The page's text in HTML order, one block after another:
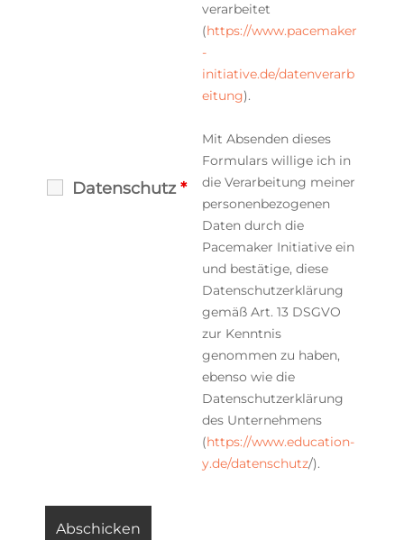
Datenschutz*
verarbeitet
(https://www.pacemaker
-
initiative.de/datenverarb
eitung).
Mit Absenden dieses
Formulars willige ich in
die Verarbeitung meiner
personenbezogenen
Daten durch die
Pacemaker Initiative ein
und bestätige, diese
Datenschutzerklärung
gemäß Art. 13 DSGVO
zur Kenntnis
genommen zu haben,
ebenso wie die
Datenschutzerklärung
des Unternehmens
(https://www.education-
y.de/datenschutz/).